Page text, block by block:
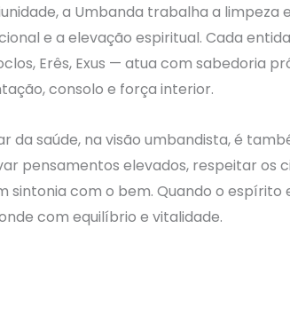
a Umbanda trabalha a limpeza
e a elevação espiritual. Cada
Erês, Exus — atua com sabedoria
consolo e força interior.
da saúde, na visão umbandista, é
pensamentos elevados, respeitar os
sintonia com o bem. Quando o espírito
com equilíbrio e vitalidade.